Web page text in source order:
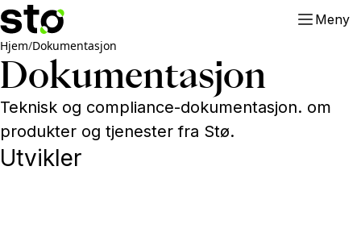
Meny
Hjem/Dokumentasjon
Dokumentasjon
Teknisk og compliance-dokumentasjon. om
produkter og tjenester fra Stø.
Utvikler